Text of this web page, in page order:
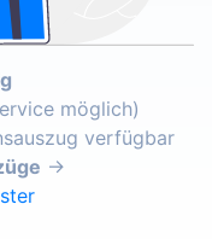
möglich)
verfügbar
→